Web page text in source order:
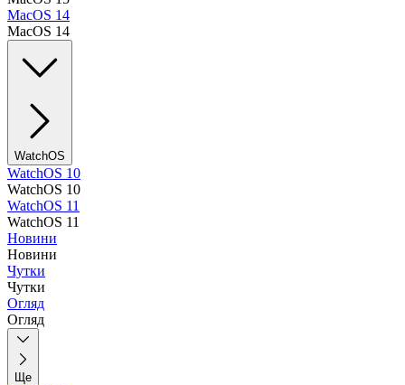
MacOS 14
MacOS 14
WatchOS
WatchOS 10
WatchOS 10
WatchOS 11
WatchOS 11
Новини
Новини
Чутки
Чутки
Огляд
Огляд
Ще